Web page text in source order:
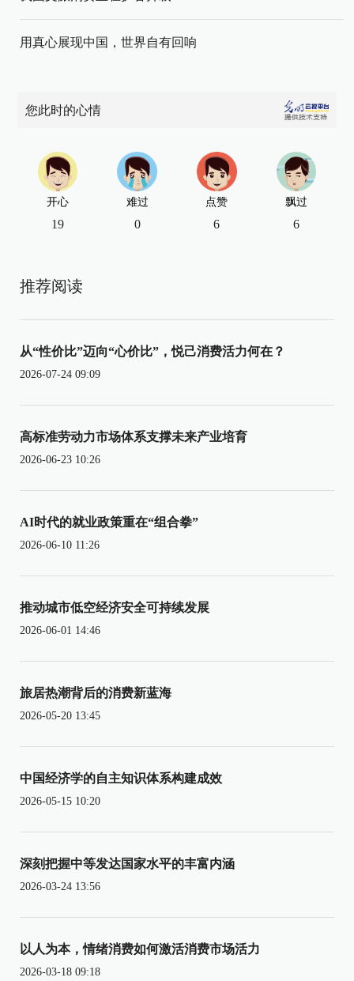
用真心展现中国，世界自有回响
您此时的心情
开心
19
难过
0
点赞
6
飘过
6
推荐阅读
从“性价比”迈向“心价比”，悦己消费活力何在？
2026-07-24 09:09
高标准劳动力市场体系支撑未来产业培育
2026-06-23 10:26
AI时代的就业政策重在“组合拳”
2026-06-10 11:26
推动城市低空经济安全可持续发展
2026-06-01 14:46
旅居热潮背后的消费新蓝海
2026-05-20 13:45
中国经济学的自主知识体系构建成效
2026-05-15 10:20
深刻把握中等发达国家水平的丰富内涵
2026-03-24 13:56
以人为本，情绪消费如何激活消费市场活力
2026-03-18 09:18